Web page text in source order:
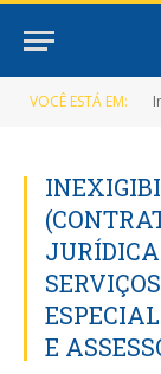
VOCÊ ESTÁ EM:
E